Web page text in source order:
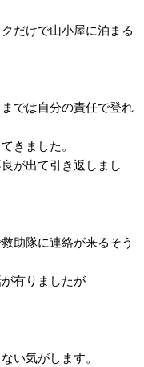
だけで山小屋に泊まる
では自分の責任で登れ
きました。
が出て引き返しまし
助隊に連絡が来るそう
有りましたが
い気がします。